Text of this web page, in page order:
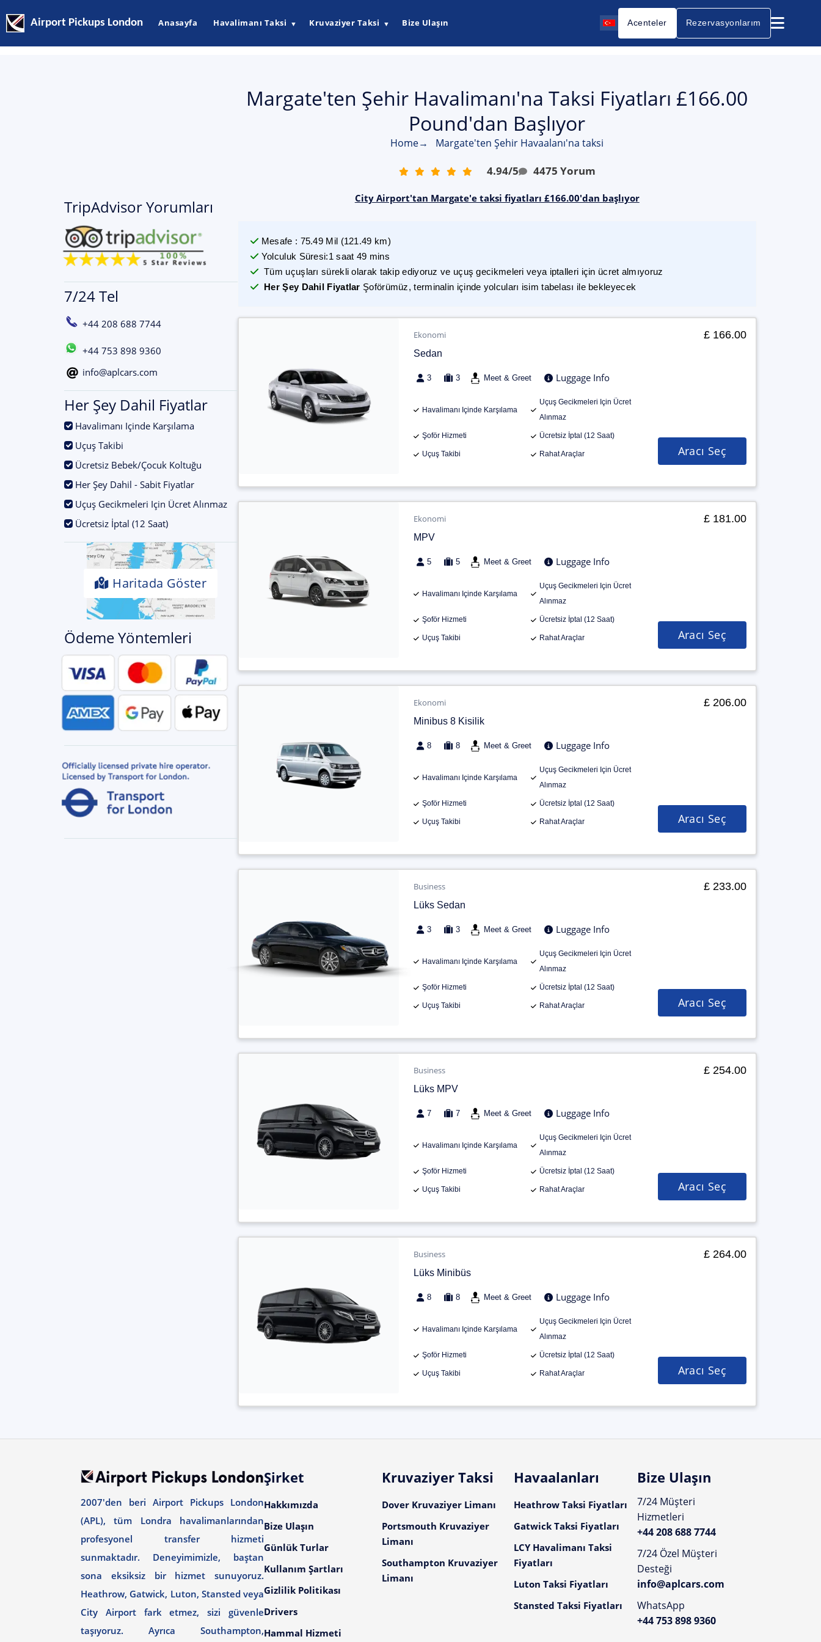
Airport Pickups London Anasayfa Havalimanı Taksi ▼ Kruvaziyer Taksi ▼ Bize Ulaşın Acenteler Rezervasyonlarım
TripAdvisor Yorumları
7/24 Tel
+44 208 688 7744
+44 753 898 9360
info@aplcars.com
Her Şey Dahil Fiyatlar
Havalimanı Içinde Karşılama
Uçuş Takibi
Ücretsiz Bebek/Çocuk Koltuğu
Her Şey Dahil - Sabit Fiyatlar
Uçuş Gecikmeleri Için Ücret Alınmaz
Ücretsiz İptal (12 Saat)
Haritada Göster
Ödeme Yöntemleri
Margate'ten Şehir Havalimanı'na Taksi Fiyatları £166.00
Pound'dan Başlıyor
Home→ Margate'ten Şehir Havaalanı'na taksi
4.94/5 4475 Yorum
City Airport'tan Margate'e taksi fiyatları £166.00'dan başlıyor
Mesafe : 75.49 Mil (121.49 km)
Yolculuk Süresi:1 saat 49 mins
Tüm uçuşları sürekli olarak takip ediyoruz ve uçuş gecikmeleri veya iptalleri için ücret almıyoruz
Her Şey Dahil Fiyatlar Şoförümüz, terminalin içinde yolcuları isim tabelası ile bekleyecek
Ekonomi
Sedan
3 3 Meet & Greet Luggage Info
Havalimanı Içinde Karşılama
Uçuş Gecikmeleri Için Ücret
Alınmaz
Şoför Hizmeti Ücretsiz İptal (12 Saat)
Uçuş Takibi Rahat Araçlar
£ 166.00
Aracı Seç
Ekonomi
MPV
5 5 Meet & Greet Luggage Info
Havalimanı Içinde Karşılama
Uçuş Gecikmeleri Için Ücret
Alınmaz
Şoför Hizmeti Ücretsiz İptal (12 Saat)
Uçuş Takibi Rahat Araçlar
£ 181.00
Aracı Seç
Ekonomi
Minibus 8 Kisilik
8 8 Meet & Greet Luggage Info
Havalimanı Içinde Karşılama
Uçuş Gecikmeleri Için Ücret
Alınmaz
Şoför Hizmeti Ücretsiz İptal (12 Saat)
Uçuş Takibi Rahat Araçlar
£ 206.00
Aracı Seç
Business
Lüks Sedan
3 3 Meet & Greet Luggage Info
Havalimanı Içinde Karşılama
Uçuş Gecikmeleri Için Ücret
Alınmaz
Şoför Hizmeti Ücretsiz İptal (12 Saat)
Uçuş Takibi Rahat Araçlar
£ 233.00
Aracı Seç
Business
Lüks MPV
7 7 Meet & Greet Luggage Info
Havalimanı Içinde Karşılama
Uçuş Gecikmeleri Için Ücret
Alınmaz
Şoför Hizmeti Ücretsiz İptal (12 Saat)
Uçuş Takibi Rahat Araçlar
£ 254.00
Aracı Seç
Business
Lüks Minibüs
8 8 Meet & Greet Luggage Info
Havalimanı Içinde Karşılama
Uçuş Gecikmeleri Için Ücret
Alınmaz
Şoför Hizmeti Ücretsiz İptal (12 Saat)
Uçuş Takibi Rahat Araçlar
£ 264.00
Aracı Seç
2007'den beri Airport Pickups London
(APL), tüm Londra havalimanlarından
profesyonel transfer hizmeti
sunmaktadır. Deneyimimizle, baştan
sona eksiksiz bir hizmet sunuyoruz.
Heathrow, Gatwick, Luton, Stansted veya
City Airport fark etmez, sizi güvenle
taşıyoruz. Ayrıca Southampton,
Şirket
Hakkımızda
Bize Ulaşın
Günlük Turlar
Kullanım Şartları
Gizlilik Politikası
Drivers
Hammal Hizmeti
Kruvaziyer Taksi
Dover Kruvaziyer Limanı
Portsmouth Kruvaziyer
Limanı
Southampton Kruvaziyer
Limanı
Havaalanları
Heathrow Taksi Fiyatları
Gatwick Taksi Fiyatları
LCY Havalimanı Taksi
Fiyatları
Luton Taksi Fiyatları
Stansted Taksi Fiyatları
Bize Ulaşın
7/24 Müşteri
Hizmetleri
+44 208 688 7744
7/24 Özel Müşteri
Desteği
info@aplcars.com
WhatsApp
+44 753 898 9360